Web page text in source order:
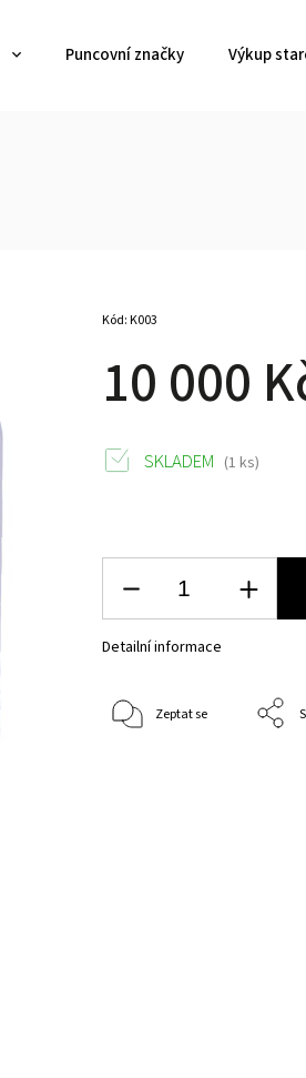
Puncovní značky Výkup
10 000
Kód:K003
SKLADEM (1 ks)
Detailní informace
Zeptat se